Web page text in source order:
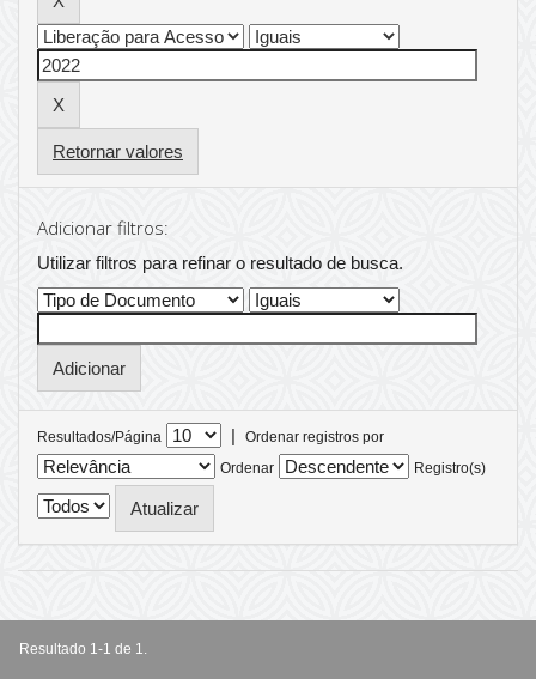
Retornar valores
Adicionar filtros:
Utilizar filtros para refinar o resultado de busca.
Resultados/Página |
Ordenar registros por
Ordenar
Registro(s)
Resultado 1-1 de 1.